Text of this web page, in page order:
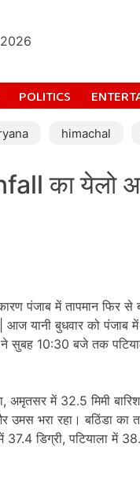
POLITICS
himachal
का येलो
पंजाब में तापमान फिर से
आज यानी बुधवार को
ने सुबह 10:30 बजे तक
अमृतसर में 32.5 मिमी
उमस भरा रहा। बठिंडा का
37.4 डिग्री, पटियाला में